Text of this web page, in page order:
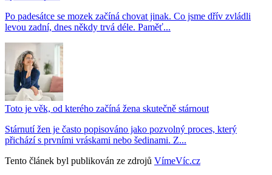
Po padesátce se mozek začíná chovat jinak. Co jsme dřív zvládli
levou zadní, dnes někdy trvá déle. Paměť...
Toto je věk, od kterého začíná žena skutečně stárnout
Stárnutí žen je často popisováno jako pozvolný proces, který
přichází s prvními vráskami nebo šedinami. Z...
Tento článek byl publikován ze zdrojů VímeVíc.cz